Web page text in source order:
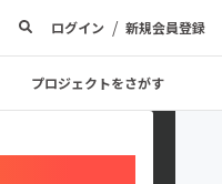
ログイン / 新規会員登録
プロジェクトをさがす